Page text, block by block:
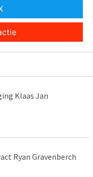
Klaas Jan
Ryan Gravenberch